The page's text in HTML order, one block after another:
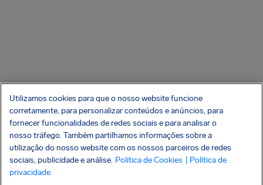
Utilizamos cookies para que o nosso website funcione
corretamente, para personalizar conteúdos e anúncios, para
fornecer funcionalidades de redes sociais e para analisar o
nosso tráfego. Também partilhamos informações sobre a
utilização do nosso website com os nossos parceiros de redes
sociais, publicidade e análise. Política de Cookies
| Política de
privacidade